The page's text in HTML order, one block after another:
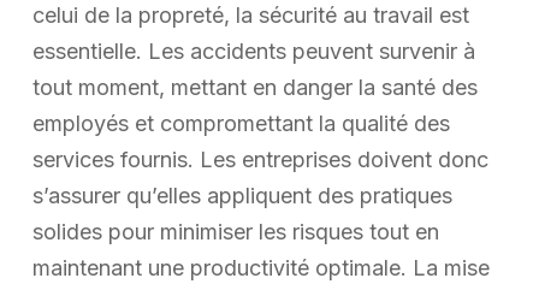
celui de la propreté, la sécurité au travail est
essentielle. Les accidents peuvent survenir à
tout moment, mettant en danger la santé des
employés et compromettant la qualité des
services fournis. Les entreprises doivent donc
s’assurer qu’elles appliquent des pratiques
solides pour minimiser les risques tout en
maintenant une productivité optimale. La mise